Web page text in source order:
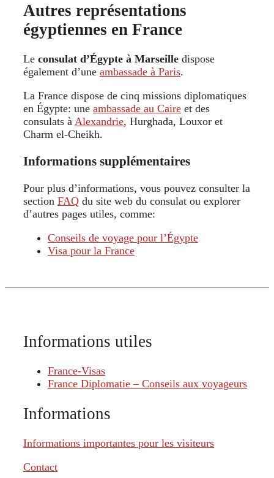
Autres représentations
égyptiennes en France
Le consulat d’Égypte à Marseille dispose
également d’une ambassade à Paris.
La France dispose de cinq missions diplomatiques
en Égypte: une ambassade au Caire et des
consulats à Alexandrie, Hurghada, Louxor et
Charm el-Cheikh.
Informations supplémentaires
Pour plus d’informations, vous pouvez consulter la
section FAQ du site web du consulat ou explorer
d’autres pages utiles, comme:
Conseils de voyage pour l’Égypte
Visa pour la France
Informations utiles
France-Visas
France Diplomatie – Conseils aux voyageurs
Informations
Informations importantes pour les visiteurs
Contact